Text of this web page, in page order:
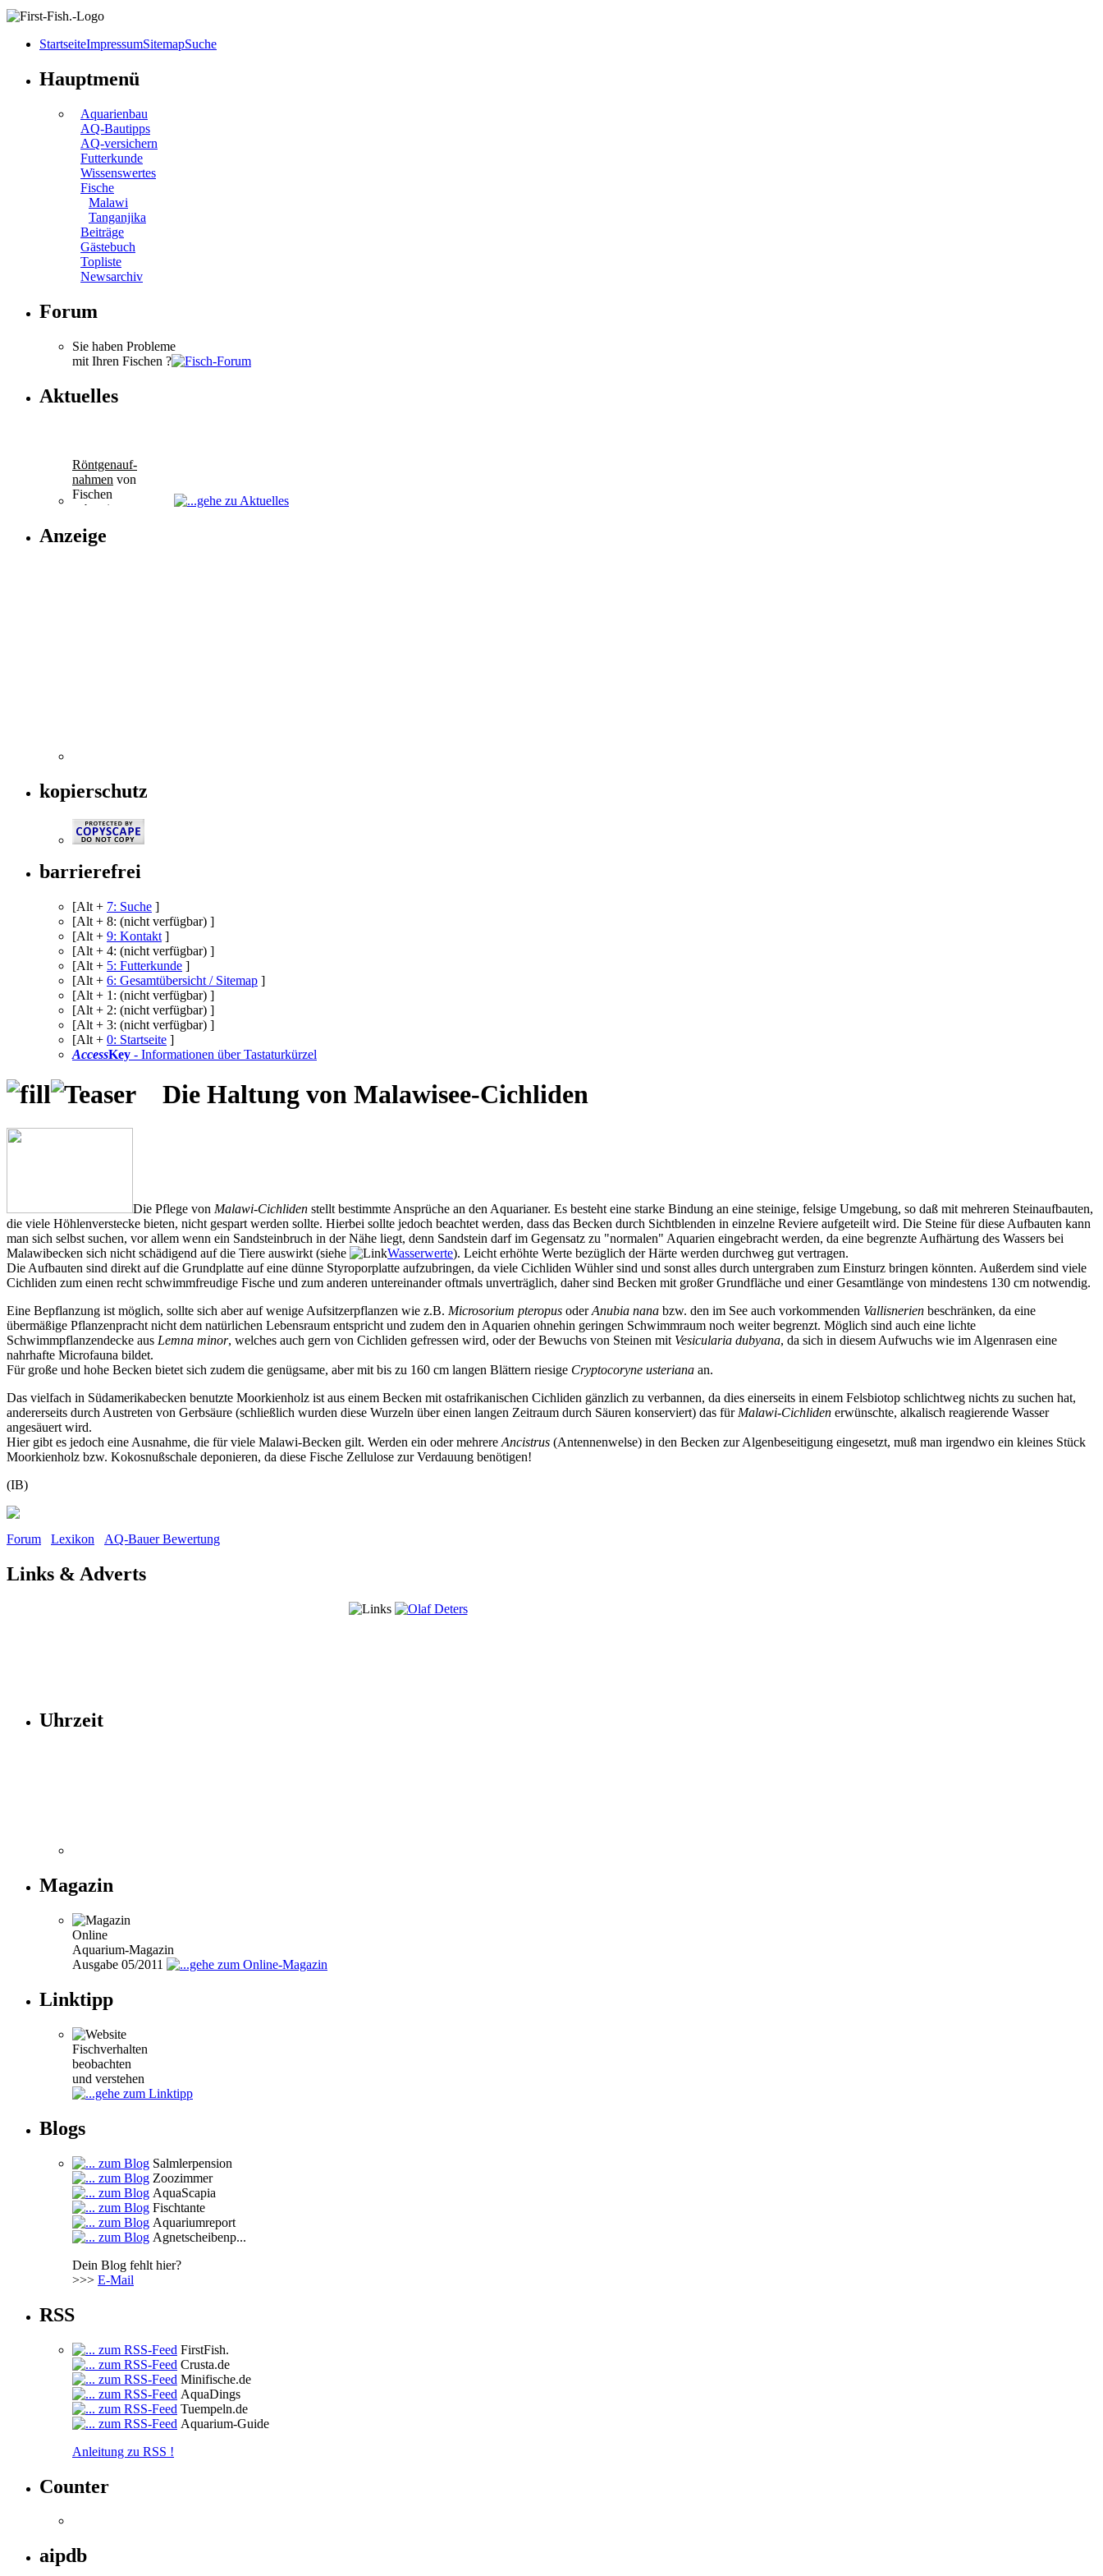
StartseiteImpressumSitemapSuche
Hauptmenü
Aquarienbau
AQ-Bautipps
AQ-versichern
Futterkunde
Wissenswertes
Fische
Malawi
Tanganjika
Beiträge
Gästebuch
Topliste
Newsarchiv
Forum
Sie haben Probleme
mit Ihren Fischen ?
Aktuelles
Röntgenauf-
nahmenvon
Fischen
geben interessante
Anzeige
kopierschutz
barrierefrei
[Alt + 7: Suche ]
[Alt + 8: (nicht verfügbar) ]
[Alt + 9: Kontakt ]
[Alt + 4: (nicht verfügbar) ]
[Alt + 5: Futterkunde ]
[Alt + 6: Gesamtübersicht / Sitemap ]
[Alt + 1 : (nicht verfügbar) ]
[Alt + 2: (nicht verfügbar) ]
[Alt + 3: (nicht verfügbar) ]
[Alt + 0: Startseite ]
AccessKey - Informationen über Tastaturkürzel
Die Haltung von Malawisee-Cichliden
Die Pflege von Malawi-Cichliden stellt bestimmte Ansprüche an den Aquarianer. Es besteht eine starke Bindung an eine steinige, felsige Umgebung, so daß mit mehreren Steinaufbauten,
die viele Höhlenverstecke bieten, nicht gespart werden sollte. Hierbei sollte jedoch beachtet werden, dass das Becken durch Sichtblenden in einzelne Reviere aufgeteilt wird. Die Steine für diese Aufbauten kann
man sich selbst suchen, vor allem wenn ein Sandsteinbruch in der Nähe liegt, denn Sandstein darf im Gegensatz zu "normalen" Aquarien eingebracht werden, da eine begrenzte Aufhärtung des Wassers bei
Malawibecken sich nicht schädigend auf die Tiere auswirkt (siehe
Wasserwerte). Leicht erhöhte Werte bezüglich der Härte werden durchweg gut vertragen.
Die Aufbauten sind direkt auf die Grundplatte auf eine dünne Styroporplatte aufzubringen, da viele Cichliden Wühler sind und sonst alles durch untergraben zum Einsturz bringen könnten. Außerdem sind viele
Cichliden zum einen recht schwimmfreudige Fische und zum anderen untereinander oftmals unverträglich, daher sind Becken mit großer Grundfläche und einer Gesamtlänge von mindestens 130 cm notwendig.
Eine Bepflanzung ist möglich, sollte sich aber auf wenige Aufsitzerpflanzen wie z.B. Microsorium pteropus oderAnubia nana bzw. den im See auch vorkommenden Vallisnerien beschränken, da eine
übermäßige Pflanzenpracht nicht dem natürlichen Lebensraum entspricht und zudem den in Aquarien ohnehin geringen Schwimmraum noch weiter begrenzt. Möglich sind auch eine lichte
Schwimmpflanzendecke aus Lemna minor, welches auch gern von Cichliden gefressen wird, oder der Bewuchs von Steinen mit Vesicularia dubyana, da sich in diesem Aufwuchs wie im Algenrasen eine
nahrhafte Microfauna bildet.
Für große und hohe Becken bietet sich zudem die genügsame, aber mit bis zu 160 cm langen Blättern riesige Cryptocoryne usteriana an.
Das vielfach in Südamerikabecken benutzte Moorkienholz ist aus einem Becken mit ostafrikanischen Cichliden gänzlich zu verbannen, da dies einerseits in einem Felsbiotop schlichtweg nichts zu suchen hat,
andererseits durch Austreten von Gerbsäure (schließlich wurden diese Wurzeln über einen langen Zeitraum durch Säuren konserviert) das für Malawi-Cichliden erwünschte, alkalisch reagierende Wasser
angesäuert wird.
Hier gibt es jedoch eine Ausnahme, die für viele Malawi-Becken gilt. Werden ein oder mehrere Ancistrus (Antennenwelse) in den Becken zur Algenbeseitigung eingesetzt, muß man irgendwo ein kleines Stück
Moorkienholz bzw. Kokosnußschale deponieren, da diese Fische Zellulose zur Verdauung benötigen!
(IB)
Forum Lexikon AQ-Bauer Bewertung
Links & Adverts
Uhrzeit
Magazin
Online
Aquarium-Magazin
Ausgabe 05/2011
Linktipp
Fischverhalten
beobachten
und verstehen
Blogs
Salmlerpension
Zoozimmer
AquaScapia
Fischtante
Aquariumreport
Agnetscheibenp...
Dein Blog fehlt hier?
>>> E-Mail
RSS
FirstFish.
Crusta.de
Minifische.de
AquaDings
Tuempeln.de
Aquarium-Guide
Anleitung zu RSS !
Counter
aipdb